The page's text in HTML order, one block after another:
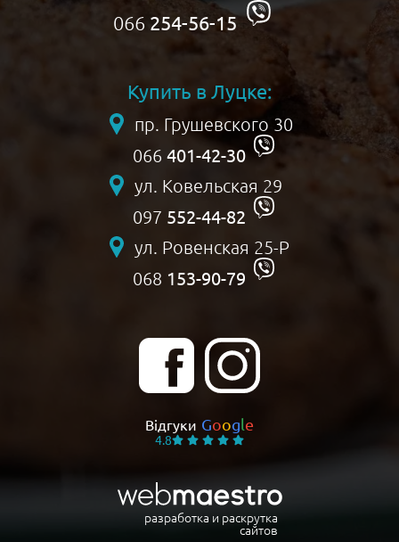
Відгуки Google
4.8
066 254-56-15
Купить в Луцке:
пр. Грушевского 30
066 401-42-30
ул. Ковельская 29
097 552-44-82
ул. Ровенская 25-Р
068 153-90-79
разработка и раскрутка
сайтов